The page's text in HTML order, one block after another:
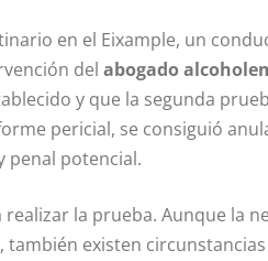
en el Eixample, un
del abogado
y que la segunda
pericial, se consiguió
penal potencial.
la prueba. Aunque la
también existen